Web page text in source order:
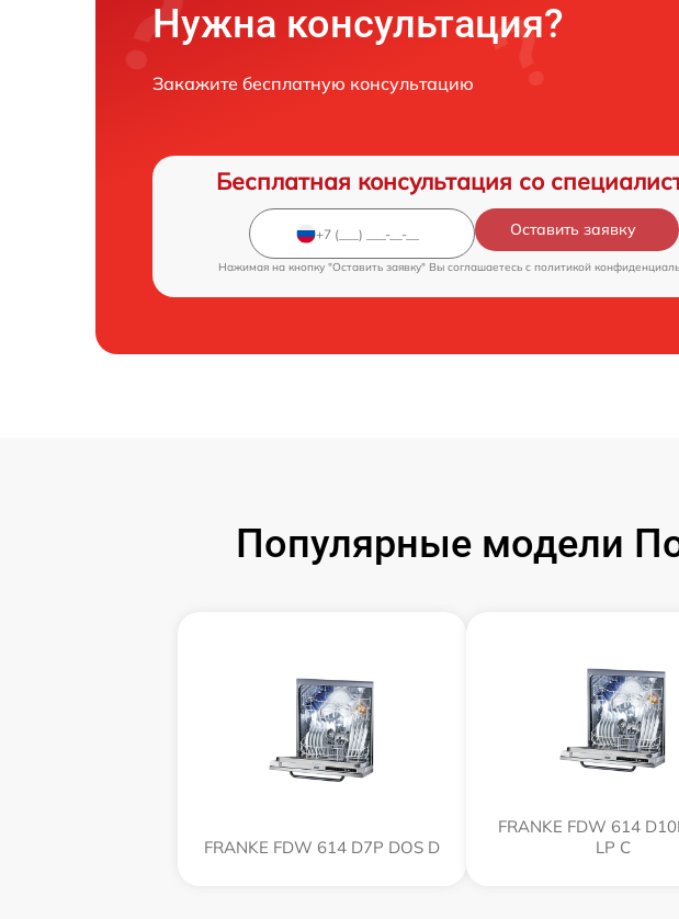
Нужна консультация?
Закажите бесплатную консультацию
Бесплатная консультация со
Оставить заявку
Нажимая на кнопку "Оставить заявку" Вы соглашаетесь c политикой
Популярные модели
FRANKE FDW 614 D7P DOS D
FRANKE FDW 614
LP C